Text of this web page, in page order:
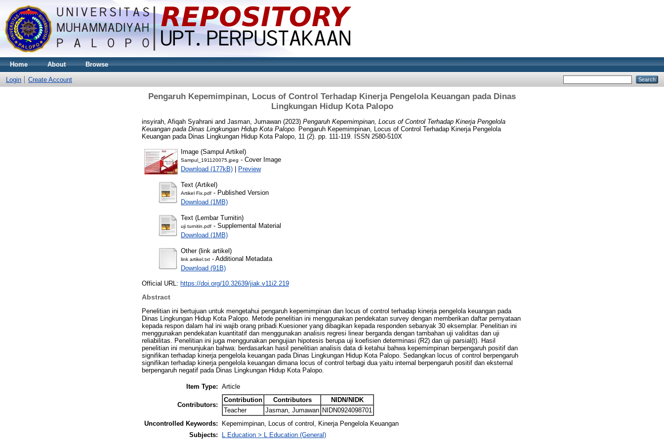
Home About Browse
Login Create Account
Pengaruh Kepemimpinan, Locus of Control Terhadap Kinerja Pengelola Keuangan pada Dinas
Lingkungan Hidup Kota Palopo
insyirah, Afiqah Syahrani and Jasman, Jumawan (2023) Pengaruh Kepemimpinan, Locus of Control Terhadap Kinerja Pengelola
Keuangan pada Dinas Lingkungan Hidup Kota Palopo.
Pengaruh Kepemimpinan, Locus of Control Terhadap Kinerja Pengelola
Keuangan pada Dinas Lingkungan Hidup Kota Palopo, 11 (2). pp. 111-119. ISSN 2580-510X
Image (Sampul Artikel)
Sampul_191120075.jpeg - Cover Image
Download (177kB) | Preview
Text (Artikel)
Artikel Fix.pdf - Published Version
Download (1MB)
Text (Lembar Turnitin)
uji turnitin.pdf - Supplemental Material
Download (1MB)
Other (link artikel)
link artikel.txt - Additional Metadata
Download (91B)
Official URL: https://doi.org/10.32639/jiak.v11i2.219
Abstract
Penelitian ini bertujuan untuk mengetahui pengaruh kepemimpinan dan locus of control terhadap kinerja pengelola keuangan pada
Dinas Lingkungan Hidup Kota Palopo. Metode penelitian ini menggunakan pendekatan survey dengan memberikan daftar pernyataan
kepada respon dalam hal ini wajib orang pribadi.Kuesioner yang dibagikan kepada responden sebanyak 30 eksemplar. Penelitian ini
menggunakan pendekatan kuantitatif dan menggunakan analisis regresi linear berganda dengan tambahan uji validitas dan uji
reliabilitas. Penelitian ini juga menggunakan pengujian hipotesis berupa uji koefisien determinasi (R2) dan uji parsial(t). Hasil
penelitian ini menunjukan bahwa: berdasarkan hasil penelitian analisis data di ketahui bahwa kepemimpinan berpengaruh positif dan
signifikan terhadap kinerja pengelola keuangan pada Dinas Lingkungan Hidup Kota Palopo. Sedangkan locus of control berpengaruh
signifikan terhadap kinerja pengelola keuangan dimana locus of control terbagi dua yaitu internal berpengaruh positif dan eksternal
berpengaruh negatif pada Dinas Lingkungan Hidup Kota Palopo.
Item Type: Article
Contributors:
Contribution Contributors
NIDN/NIDK
Teacher
Jasman, Jumawan NIDN0924098701
Uncontrolled Keywords:
Kepemimpinan, Locus of control, Kinerja Pengelola Keuangan
Subjects:
L Education > L Education (General)